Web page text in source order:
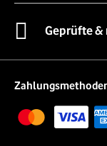
Geprüfte